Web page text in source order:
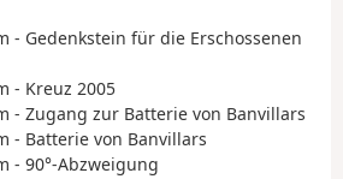
- Gedenkstein für die Erschossenen
- Kreuz 2005
- Zugang zur Batterie von Banvillars
- Batterie von Banvillars
- 90°-Abzweigung